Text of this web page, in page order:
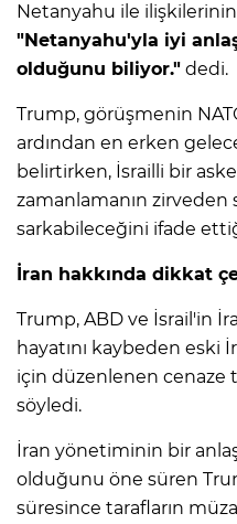
Netanyahu ile
"Netanyahu'yla iyi
olduğunu biliyor." dedi.
Trump, görüşmenin
ardından en erken
belirtirken, İsrailli bir
zamanlamanın zirveden
sarkabileceğini ifade
İran hakkında dikkat
Trump, ABD ve İsrail'in
hayatını kaybeden eski
için düzenlenen
söyledi.
İran yönetiminin bir
olduğunu öne süren
süresince tarafların